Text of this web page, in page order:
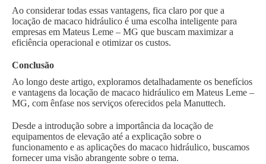
Ao considerar todas essas vantagens, fica claro por que a
locação de macaco hidráulico é uma escolha inteligente para
empresas em Mateus Leme – MG que buscam maximizar a
eficiência operacional e otimizar os custos.
Conclusão
Ao longo deste artigo, exploramos detalhadamente os benefícios
e vantagens da locação de macaco hidráulico em Mateus Leme –
MG, com ênfase nos serviços oferecidos pela Manuttech.
Desde a introdução sobre a importância da locação de
equipamentos de elevação até a explicação sobre o
funcionamento e as aplicações do macaco hidráulico, buscamos
fornecer uma visão abrangente sobre o tema.